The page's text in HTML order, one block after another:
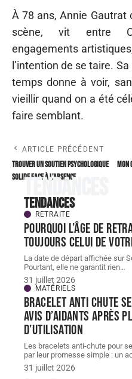
À 78 ans, Annie
scène, vit entre
engagements
l’intention de se taire.
temps donne à voir,
vieillir quand on a été
faire semblant.
ARTICLE PRÉCÉDENT
Trouver un soutien psychologique
solide face à l’absence
Mon
Tendances
Tendances
RETRAITE
Pourquoi l’âge de
toujours celui de
La date de départ affichée sur
Pourtant, elle ne garantit rien…
31 juillet 2026
MATÉRIELS
Bracelet Anti chute
avis d’aidants après
d’utilisation
Les bracelets anti-chute pour
par leur promesse simple : un
31 juillet 2026